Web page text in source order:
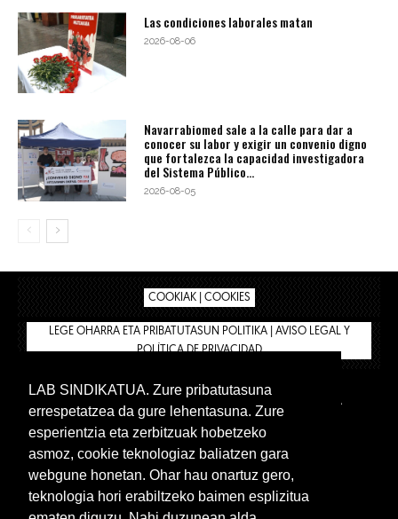
Las condiciones laborales matan
2026-08-06
Navarrabiomed sale a la calle para dar a
conocer su labor y exigir un convenio digno
que fortalezca la capacidad investigadora
del Sistema Público...
2026-08-05
COOKIAK | COOKIES
LEGE OHARRA ETA PRIBATUTASUN POLITIKA | AVISO LEGAL Y
POLÍTICA DE PRIVACIDAD
BIZILAN.EUS
TIENDA
INTRANET 🔑
Euskera Castellano
LAB SINDIKATUA. Zure pribatutasuna
errespetatzea da gure lehentasuna. Zure
esperientzia eta zerbitzuak hobetzeko
asmoz, cookie teknologiaz baliatzen gara
webgune honetan. Ohar hau onartuz gero,
teknologia hori erabiltzeko baimen esplizitua